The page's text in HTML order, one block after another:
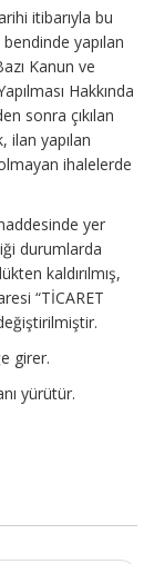
itibarıyla bu
yapılan
Kanun ve
Hakkında
sonra çıkılan
ilan yapılan
ihalelerde
yer
durumlarda
kaldırılmış,
“TİCARET
girer.
yürütür.